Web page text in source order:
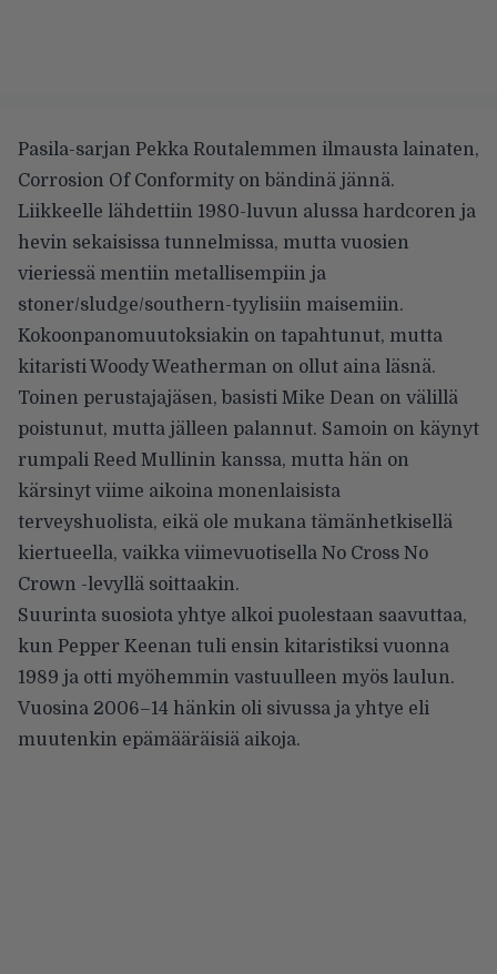
Pasila-sarjan Pekka Routalemmen ilmausta lainaten,
Corrosion Of Conformity on bändinä jännä.
Liikkeelle lähdettiin 1980-luvun alussa hardcoren ja
hevin sekaisissa tunnelmissa, mutta vuosien
vieriessä mentiin metallisempiin ja
stoner/sludge/southern-tyylisiin maisemiin.
Kokoonpanomuutoksiakin on tapahtunut, mutta
kitaristi Woody Weatherman on ollut aina läsnä.
Toinen perustajajäsen, basisti Mike Dean on välillä
poistunut, mutta jälleen palannut. Samoin on käynyt
rumpali Reed Mullinin kanssa, mutta hän on
kärsinyt viime aikoina monenlaisista
terveyshuolista, eikä ole mukana tämänhetkisellä
kiertueella, vaikka viimevuotisella No Cross No
Crown -levyllä soittaakin.
Suurinta suosiota yhtye alkoi puolestaan saavuttaa,
kun Pepper Keenan tuli ensin kitaristiksi vuonna
1989 ja otti myöhemmin vastuulleen myös laulun.
Vuosina 2006–14 hänkin oli sivussa ja yhtye eli
muutenkin epämääräisiä aikoja.